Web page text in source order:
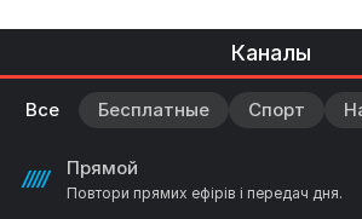
Каналы
Все Бесплатные Спорт
Прямой
Повтори прямих ефірів і передач дня.